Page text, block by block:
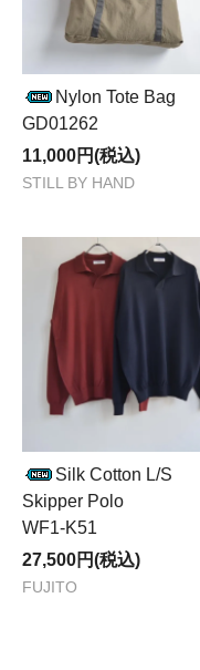
Nylon Tote Bag
GD01262
11,000円(税込)
STILL BY HAND
Silk Cotton L/S
Skipper Polo
WF1-K51
27,500円(税込)
FUJITO